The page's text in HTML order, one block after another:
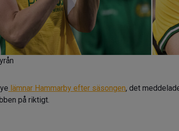
lämnar Hammarby efter säsongen, det
på riktigt.